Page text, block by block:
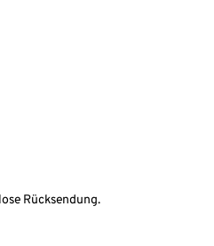
Rücksendung.